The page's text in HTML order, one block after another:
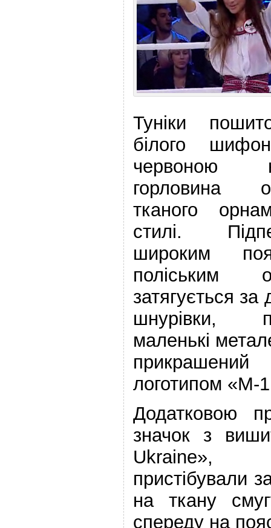
Туніки
білого
червоною
горловина
тканого
стилі.
широким
поліським
затягується
шнурівки,
маленькі
логотипом «M-
Додатковою
значок з
Ukraine»,
пристібували
на ткану
спереду на